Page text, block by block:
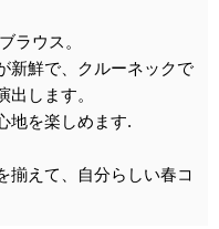
ラウス。
新鮮で、クルーネックで
します。
地を楽しめます.
揃えて、自分らしい春コ